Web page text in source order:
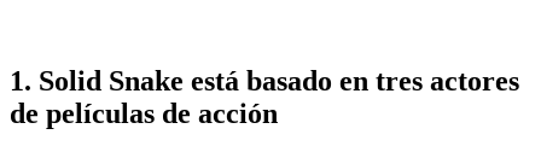
1. Solid Snake está basado en tres actores
de películas de acción